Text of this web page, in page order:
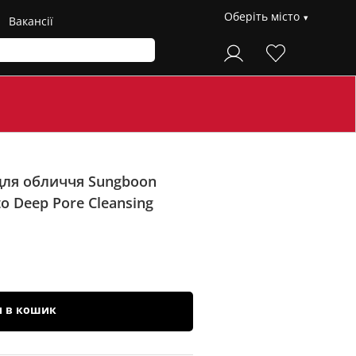
Вакансії Оберіть місто
обличчя Sungboon
Deep Pore Cleansing
в кошик